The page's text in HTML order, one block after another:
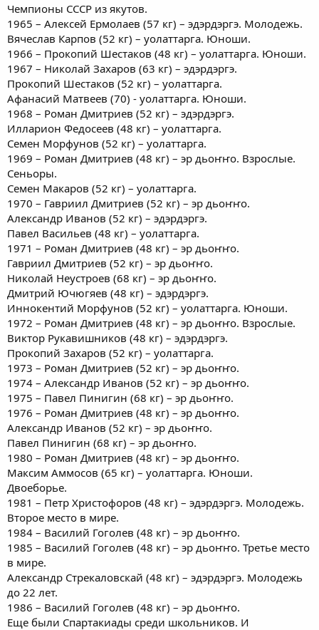
Чемпионы СССР из якутов.
1965 – Алексей Ермолаев (57 кг) – эдэрдэргэ. Молодежь.
Вячеслав Карпов (52 кг) – уолаттарга. Юноши.
1966 – Прокопий Шестаков (48 кг) – уолаттарга. Юноши.
1967 – Николай Захаров (63 кг) – эдэрдэргэ.
Прокопий Шестаков (52 кг) – уолаттарга.
Афанасий Матвеев (70) - уолаттарга. Юноши.
1968 – Роман Дмитриев (52 кг) – эдэрдэргэ.
Илларион Федосеев (48 кг) – уолаттарга.
Семен Морфунов (52 кг) – уолаттарга.
1969 – Роман Дмитриев (48 кг) – эр дьоҥҥо. Взрослые.
Сеньоры.
Семен Макаров (52 кг) – уолаттарга.
1970 – Гавриил Дмитриев (52 кг) – эр дьоҥҥо.
Александр Иванов (52 кг) – эдэрдэргэ.
Павел Васильев (48 кг) – уолаттарга.
1971 – Роман Дмитриев (48 кг) – эр дьоҥҥо.
Гавриил Дмитриев (52 кг) – эр дьоҥҥо.
Николай Неустроев (68 кг) – эр дьоҥҥо.
Дмитрий Ючюгяев (48 кг) – эдэрдэргэ.
Иннокентий Морфунов (52 кг) – уолаттарга. Юноши.
1972 – Роман Дмитриев (48 кг) – эр дьоҥҥо. Взрослые.
Виктор Рукавишников (48 кг) – эдэрдэргэ.
Прокопий Захаров (52 кг) – уолаттарга.
1973 – Роман Дмитриев (52 кг) – эр дьоҥҥо.
1974 – Александр Иванов (52 кг) – эр дьоҥҥо.
1975 – Павел Пинигин (68 кг) – эр дьоҥҥо.
1976 – Роман Дмитриев (48 кг) – эр дьоҥҥо.
Александр Иванов (52 кг) – эр дьоҥҥо.
Павел Пинигин (68 кг) – эр дьоҥҥо.
1980 – Роман Дмитриев (48 кг) – эр дьоҥҥо.
Максим Аммосов (65 кг) – уолаттарга. Юноши.
Двоеборье.
1981 – Петр Христофоров (48 кг) – эдэрдэргэ. Молодежь.
Второе место в мире.
1984 – Василий Гоголев (48 кг) – эр дьоҥҥо.
1985 – Василий Гоголев (48 кг) – эр дьоҥҥо. Третье место
в мире.
Александр Стрекаловскай (48 кг) – эдэрдэргэ. Молодежь
до 22 лет.
1986 – Василий Гоголев (48 кг) – эр дьоҥҥо.
Еще были Спартакиады среди школьников. И